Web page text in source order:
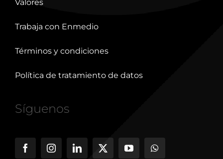
Valores
Trabaja con Enmedio
Términos y condiciones
Política de tratamiento de datos
Síguenos